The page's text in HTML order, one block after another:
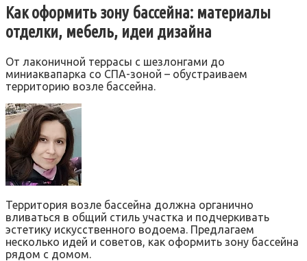
Как оформить зону бассейна: материалы
отделки, мебель, идеи дизайна
От лаконичной террасы с шезлонгами до
миниаквапарка со СПА-зоной – обустраиваем
территорию возле бассейна.
Территория возле бассейна должна органично
вливаться в общий стиль участка и подчеркивать
эстетику искусственного водоема. Предлагаем
несколько идей и советов, как оформить зону бассейна
рядом с домом.